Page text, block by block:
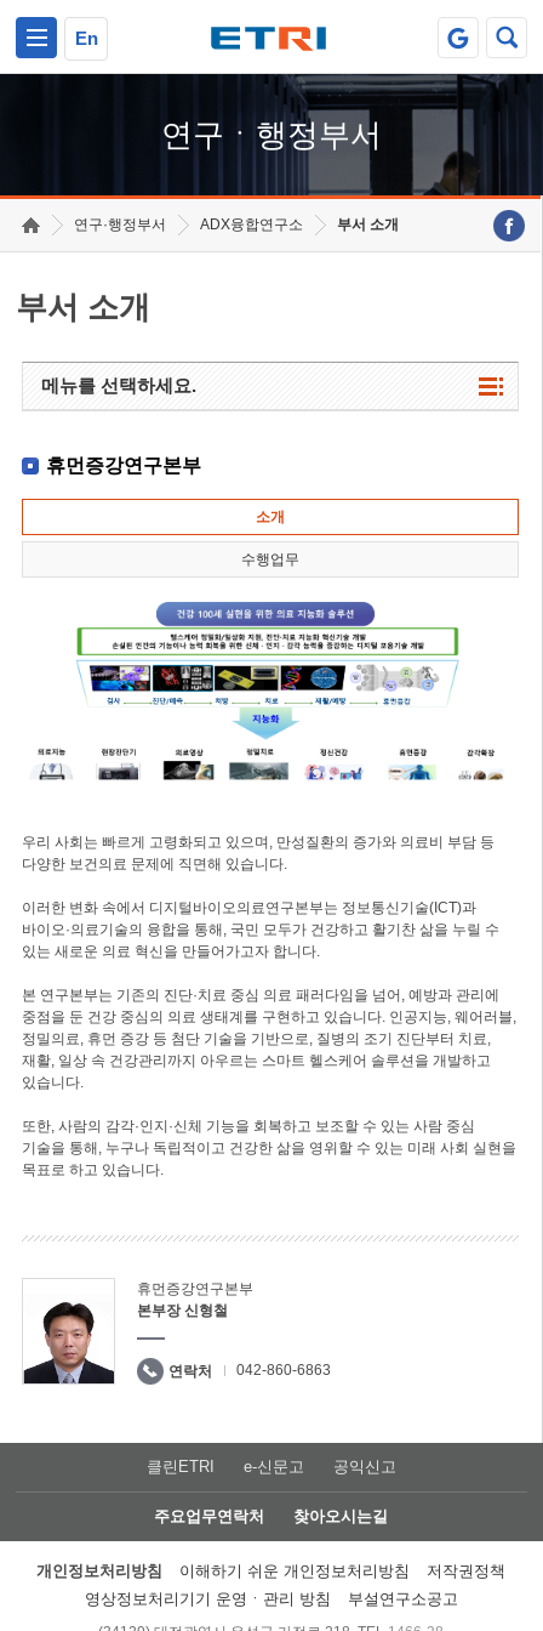
En
연구ㆍ행정부서
연구·행정부서 ADX융합연구소 부서 소개
부서 소개
메뉴를 선택하세요.
휴먼증강연구본부
소개
수행업무
우리 사회는 빠르게 고령화되고 있으며, 만성질환의 증가와 의료비 부담 등
다양한 보건의료 문제에 직면해 있습니다.
이러한 변화 속에서 디지털바이오의료연구본부는 정보통신기술(ICT)과
바이오·의료기술의 융합을 통해, 국민 모두가 건강하고 활기찬 삶을 누릴 수
있는 새로운 의료 혁신을 만들어가고자 합니다.
본 연구본부는 기존의 진단·치료 중심 의료 패러다임을 넘어, 예방과 관리에
중점을 둔 건강 중심의 의료 생태계를 구현하고 있습니다. 인공지능, 웨어러블,
정밀의료, 휴먼 증강 등 첨단 기술을 기반으로, 질병의 조기 진단부터 치료,
재활, 일상 속 건강관리까지 아우르는 스마트 헬스케어 솔루션을 개발하고
있습니다.
또한, 사람의 감각·인지·신체 기능을 회복하고 보조할 수 있는 사람 중심
기술을 통해, 누구나 독립적이고 건강한 삶을 영위할 수 있는 미래 사회 실현을
목표로 하고 있습니다.
휴먼증강연구본부
본부장 신형철
연락처 042-860-6863
클린ETRI e-신문고 공익신고
주요업무연락처 찾아오시는길
개인정보처리방침 이해하기 쉬운 개인정보처리방침
저작권정책
영상정보처리기기 운영ㆍ관리 방침
부설연구소공고